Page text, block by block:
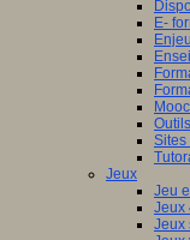
E-
Sites
Jeux
Jeu
Jeux
Jeux